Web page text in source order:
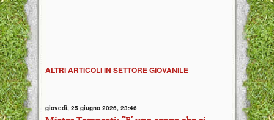
ALTRI ARTICOLI IN SETTORE GIOVANILE
giovedì, 25 giugno 2026, 23:46